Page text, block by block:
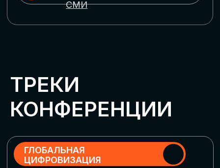
ЦИФРОВИЗАЦИЯ
МАРКЕТИНГА И ПРОДАЖ
Обменяемся опытом, какие ИИ-решения
в маркетинге и продажах наиболее
рекламными кампаниями показывают
наибольшую эффективность
КЛИЕНТСКОГО СЕРВИСА
Разберем кейсы в сфере цифровизации